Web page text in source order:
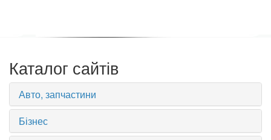
Каталог сайтів
Авто, запчастини
Бізнес